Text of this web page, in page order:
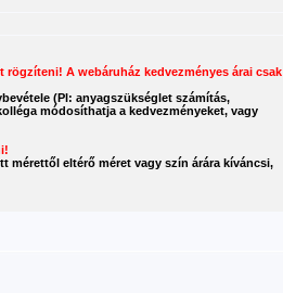
A webáruház kedvezményes árai csak
(Pl: anyagszükséglet számítás,
módosíthatja a kedvezményeket, vagy
mérettől eltérő méret vagy szín árára kíváncsi,